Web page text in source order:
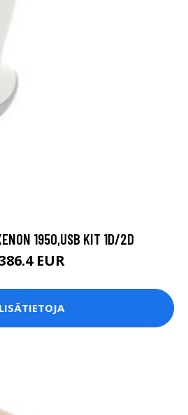
1950,USB KIT 1D/2D
EUR
LISÄTIETOJA